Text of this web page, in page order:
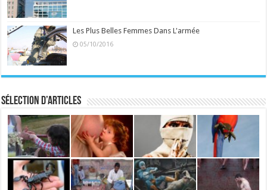
Les Plus Belles Femmes Dans L'armée
05/10/2016
Sélection d’articles